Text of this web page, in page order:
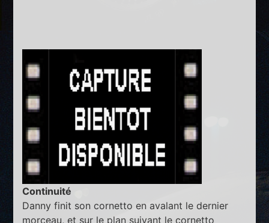
Continuité
Danny finit son cornetto en avalant le dernier
morceau, et sur le plan suivant le cornetto